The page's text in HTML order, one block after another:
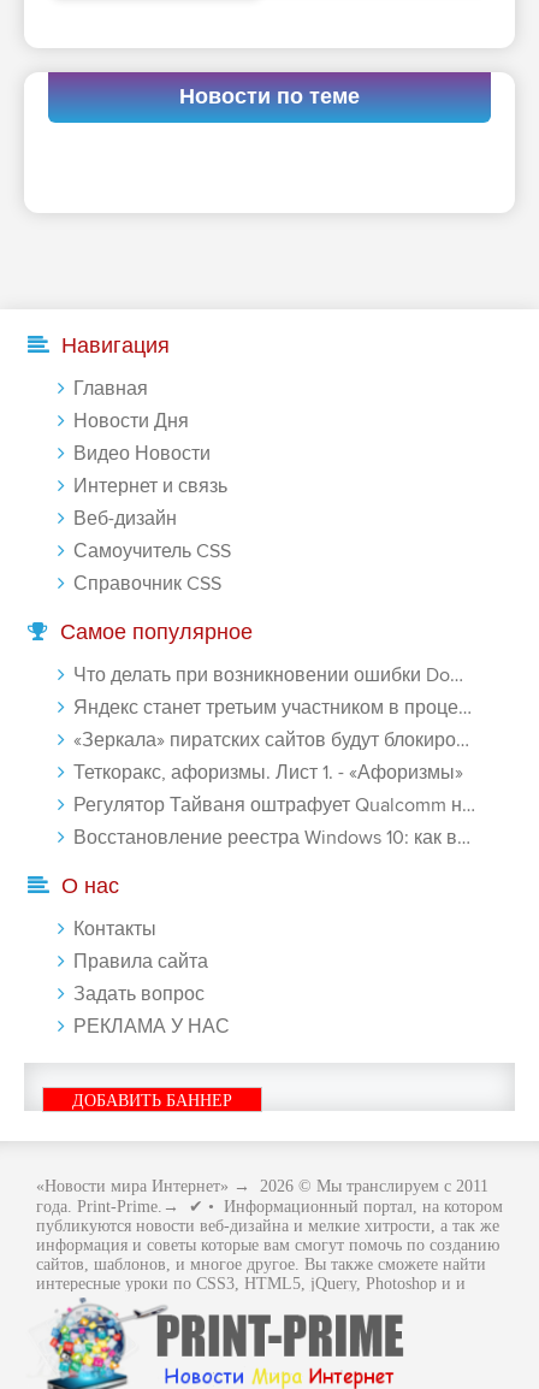
Новости по теме
Навигация
Главная
Новости Дня
Видео Новости
Интернет и связь
Веб-дизайн
Самоучитель CSS
Справочник CSS
Самое популярное
Что делать при возникновении ошибки Download interrupted в Chrome - «Windows»
Яндекс станет третьим участником в процессе ФАС против Google - «Интернет»
«Зеркала» пиратских сайтов будут блокироваться! - «Интернет»
Теткоракс, афоризмы. Лист 1. - «Афоризмы»
Регулятор Тайваня оштрафует Qualcomm на $774 млн - «Новости сети»
Восстановление реестра Windows 10: как восстановить реестр Виндовс 10 - «Windows»
О нас
Контакты
Правила сайта
Задать вопрос
РЕКЛАМА У НАС
ДОБАВИТЬ БАННЕР
«Новости мира Интернет» → 2026 © Мы транслируем с 2011
года. Print-Prime.→ ✔ • Информационный портал, на котором
публикуются новости веб-дизайна и мелкие хитрости, а так же
информация и советы которые вам смогут помочь по созданию
сайтов, шаблонов, и многое другое. Вы также сможете найти
интересные уроки по CSS3, HTML5, jQuery, Photoshop и и
многое другое, интересное, с интернет мира. Вся информация
размещенная на сайте предназначена исключительно в
ознакомительных целях и ошибки в учении не кто не отменял
.. Как говориться - "Не бойся, когда не знаешь: страшно, когда
знать не хочется.